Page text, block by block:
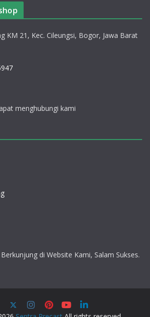
KM 21, Kec. Cileungsi, Bogor, Jawa Barat
menghubungi kami
di Website Kami, Salam Sukses.